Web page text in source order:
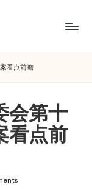
看点前瞻
会第十
看点前